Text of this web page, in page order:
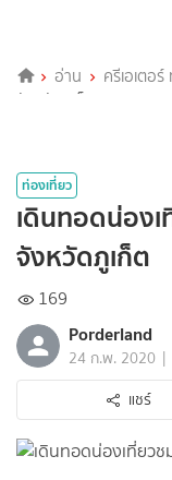
อ่าน ครีเอเตอ
จังหวัดภูเก็ต
ท่องเที่ยว
เดินทอดน่อง
จังหวัดภูเก็ต
169
Porderland
24 ก.พ. 2020 |
แชร์